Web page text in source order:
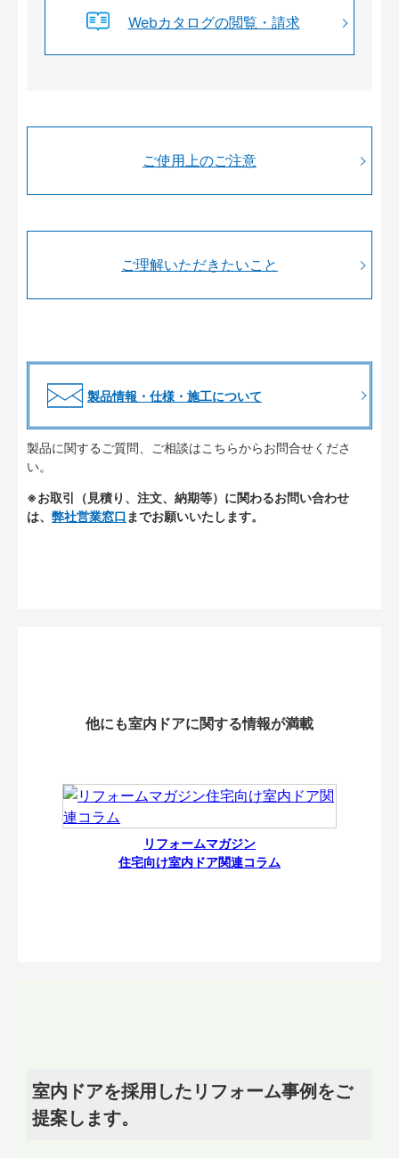
Webカタログの閲覧・請求
ご使用上のご注意
ご理解いただきたいこと
製品情報・仕様・施工について
製品に関するご質問、ご相談はこちらからお問合せくださ
い。
※お取引（見積り、注文、納期等）に関わるお問い合わせ
は、 弊社営業窓口 までお願いいたします。
他にも室内ドアに関する情報が満載
リフォームマガジン
住宅向け室内ドア関連コラム
室内ドアを採用したリフォーム事例をご
提案します。